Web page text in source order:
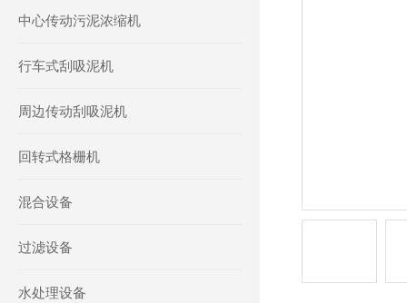
中心传动污泥浓缩机
行车式刮吸泥机
周边传动刮吸泥机
回转式格栅机
混合设备
过滤设备
水处理设备